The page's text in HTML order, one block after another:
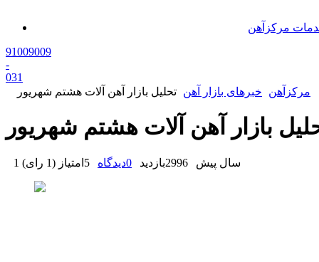
مرکزآهن
91009009
-
031
مرکزآهن
خبرهای بازار آهن تحلیل بازار آهن آلات هشتم شهریور
بازار آهن آلات هشتم شهریور
1 سال پیش 2996بازدید 0دیدگاه 5 امتیاز (1 رای )